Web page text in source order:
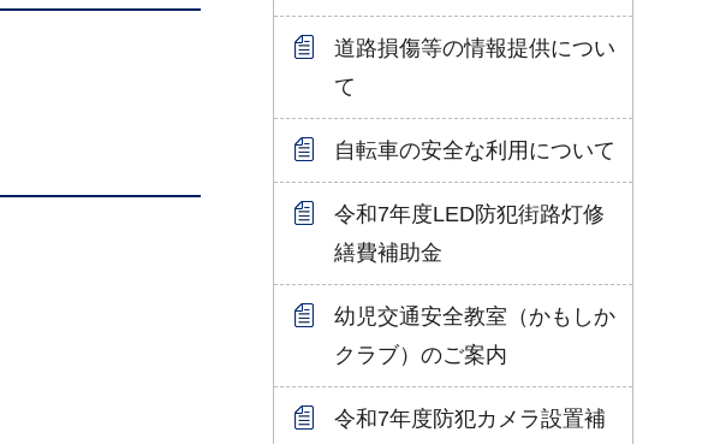
道路損傷等の情報提供につい
て
自転車の安全な利用について
令和7年度LED防犯街路灯修
繕費補助金
幼児交通安全教室（かもしか
クラブ）のご案内
令和7年度防犯カメラ設置補